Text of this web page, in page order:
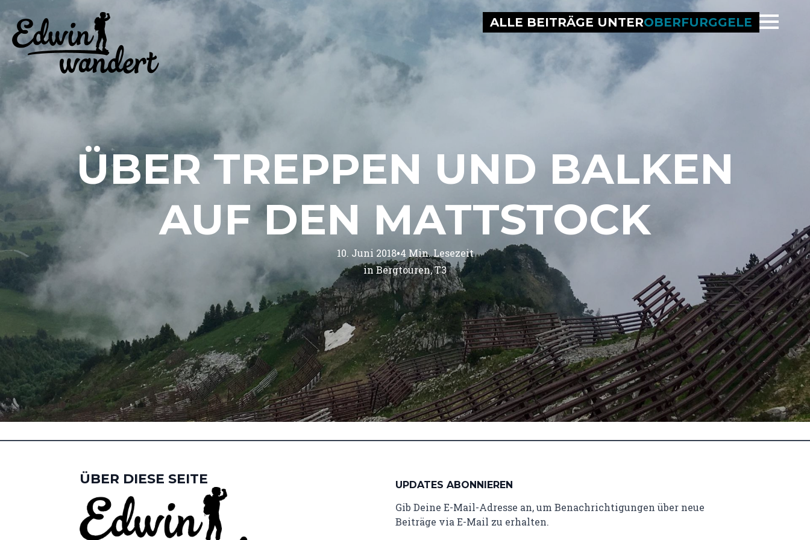
ALLE BEITRÄGE UNTEROBERFURGGELE
ÜBER TREPPEN UND BALKEN
AUF DEN MATTSTOCK
10. Juni 2018•4 Min. Lesezeit
in Bergtouren T3
ÜBER DIESE SEITE UPDATES ABONNIEREN
Gib Deine E-Mail-Adresse an, um Benachrichtigungen über neue
Beiträge via E-Mail zu erhalten.